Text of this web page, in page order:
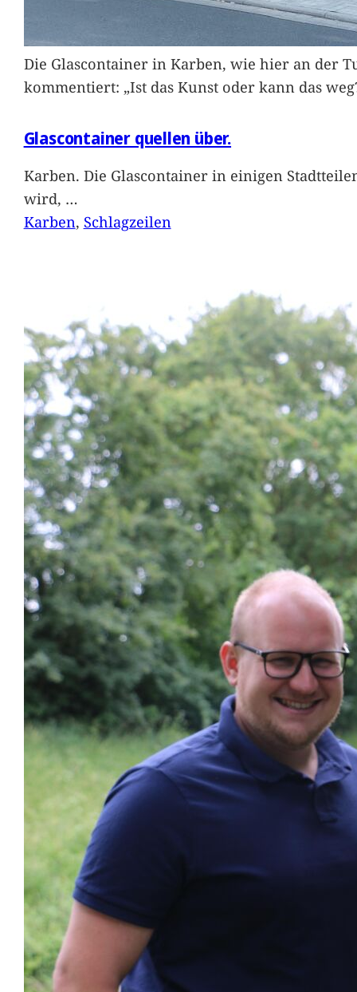
Die Glascontainer in Karben, wie hier an der
kommentiert: „Ist das Kunst oder kann das
Glascontainer quellen über.
Karben. Die Glascontainer in einigen
wird, …
Karben, Schlagzeilen